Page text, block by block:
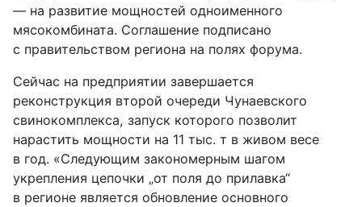
— на развитие мощностей одноименного
мясокомбината. Соглашение подписано
с правительством региона на полях форума.
Сейчас на предприятии завершается
реконструкция второй очереди Чунаевского
свинокомплекса, запуск которого позволит
нарастить мощности на 11 тыс. т в живом весе
в год. «Следующим закономерным шагом
укрепления цепочки „от поля до прилавка“
в регионе является обновление основного